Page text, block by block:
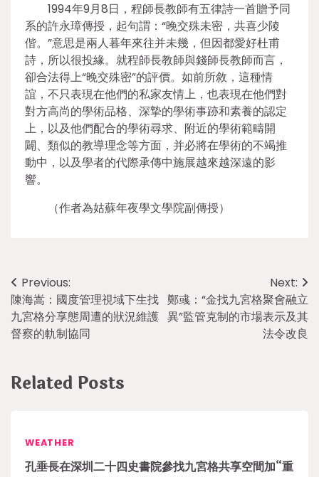
1994年9月8日，程師長教師有五律詩一首贈予同
系的許永璋傳授，起句謂：“晚交殊未密，共喜少陵
偕。”意思是兩人暮年來往并未幾，但因都愛好杜甫
詩，所以很投緣。就程師長教師與錢師長教師而言，
卻合法得上“晚交殊密”的評價。如前所敘，這種情
誼，不只表現在他們的私家友情上，也表現在他們對
對方高尚的學術品格、深摯的學術事跡和素養的認定
上，以及他們配合的學術尋求、附近的學術範疇開
闢、類似的教導理念等方面，并必將在學術的不竭推
動中，以及學者的代際承傳中施展越來越深遠的影
響。
（作者為姑蘇年夜學文學院副傳授）
Post
navigation
Previous:
陳海嵩：國度管理視域下生找
九宮格分享態周遭的狀況維護
督察的軌制協同
Next:
鄭彧：“金找九宮格聚會融立
異”監管克制的市場表示及其
法令改良
Related Posts
WEATHER
孔垂長在深圳二十四史書院參找九宮格共享空間加“重